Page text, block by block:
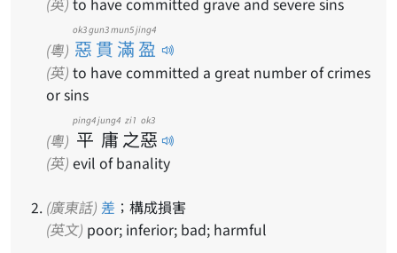
(粵) 惡貫滿盈
ok3 gun3 mun5 jing4
(英) to have committed a great number of crimes
or sins
(粵) 平
ping4
庸
jung4
之
zi1
惡
ok3
(英) evil of banality
(廣東話) 差 ；構成損害
(英文) poor; inferior; bad; harmful